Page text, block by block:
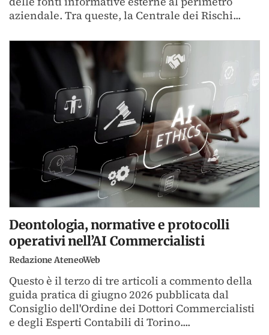
aziendale. Tra queste, la Centrale dei Rischi...
Deontologia, normative e protocolli
operativi nell’AI Commercialisti
Redazione AteneoWeb
Questo è il terzo di tre articoli a commento della
guida pratica di giugno 2026 pubblicata dal
Consiglio dell'Ordine dei Dottori Commercialisti
e degli Esperti Contabili di Torino....